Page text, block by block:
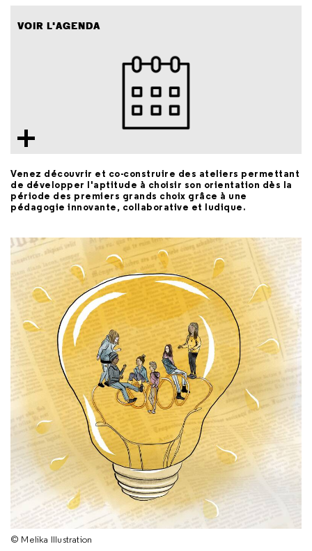
VOIR L'AGENDA
Venez découvrir et co-construire des ateliers permettant
de développer l'aptitude à choisir son orientation dès la
période des premiers grands choix grâce à une
pédagogie innovante, collaborative et ludique.
© Melika Illustration